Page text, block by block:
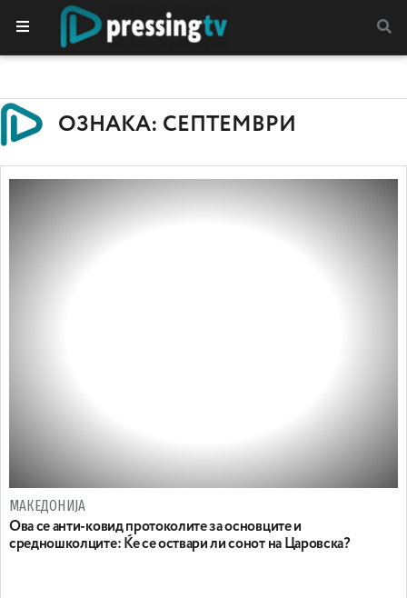
ОЗНАКА: СЕПТЕМВРИ
МАКЕДОНИЈА
Ова се анти-ковид протоколите за основците и
средношколците: Ќе се оствари ли сонот на Царовска?